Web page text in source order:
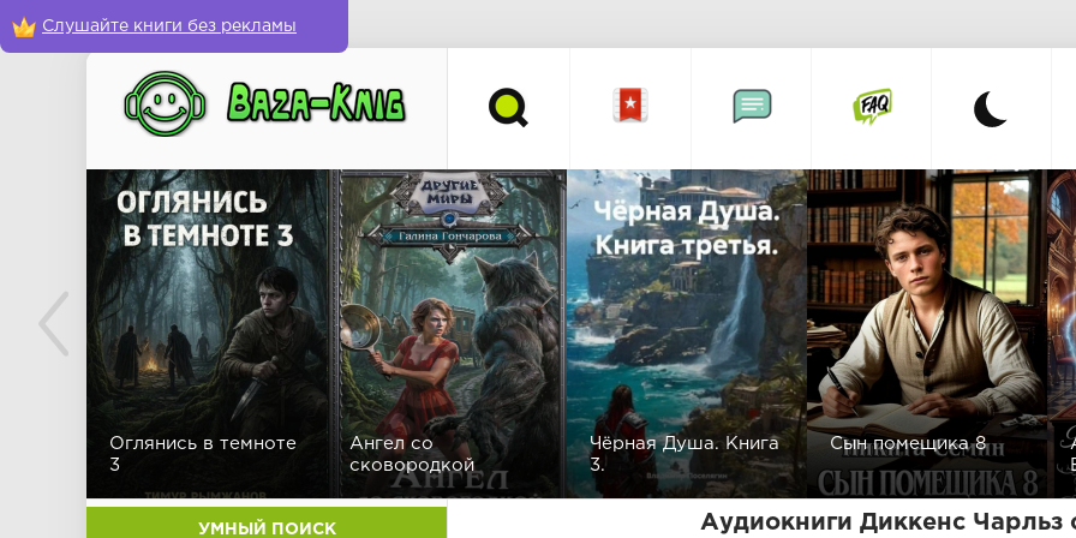
Слушайте книги без рекламы
Оглянись в темноте
3
Ангел со
сковородкой
Чёрная Душа. Книга
3.
Сын помещика 8
УМНЫЙ ПОИСК Аудиокниги Диккенс Чарльз